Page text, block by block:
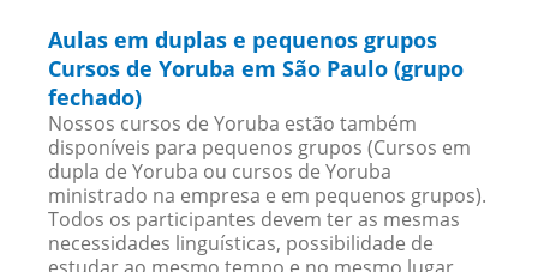
Aulas em duplas e pequenos grupos
Cursos de Yoruba em São Paulo (grupo
fechado)
Nossos cursos de Yoruba estão também
disponíveis para pequenos grupos (Cursos em
dupla de Yoruba ou cursos de Yoruba
ministrado na empresa e em pequenos grupos).
Todos os participantes devem ter as mesmas
necessidades linguísticas, possibilidade de